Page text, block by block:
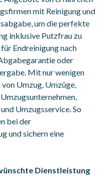
mit Reinigung und
um die perfekte
inklusive Putzfrau zu
Endreinigung nach
oder
Mit nur wenigen
Umzug, Umzüge,
Umzugsservice. So
bei der
und sichern eine
Dienstleistung